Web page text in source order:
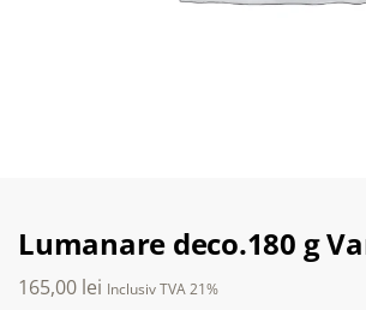
Lumanare deco.180 g
165,00 lei Inclusiv TVA 21%